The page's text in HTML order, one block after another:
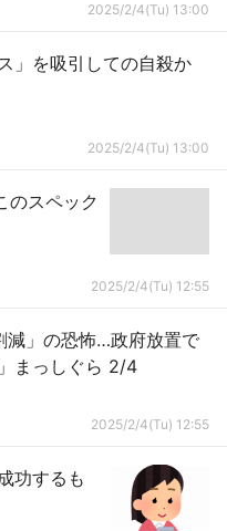
2025/2/4(Tu) 13:00
」を吸引しての自殺か
2025/2/4(Tu) 13:00
のスペック
2025/2/4(Tu) 12:55
減」の恐怖…政府放置で
まっしぐら 2/4
2025/2/4(Tu) 12:55
功するも